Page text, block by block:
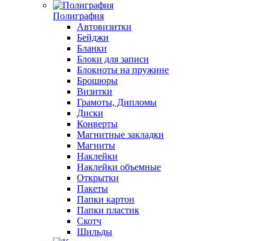
Полиграфия
Автовизитки
Бейджи
Бланки
Блоки для записи
Блокноты на пружине
Брошюры
Визитки
Грамоты, Дипломы
Диски
Конверты
Магнитные закладки
Магниты
Наклейки
Наклейки объемные
Открытки
Пакеты
Папки картон
Папки пластик
Скотч
Шильды